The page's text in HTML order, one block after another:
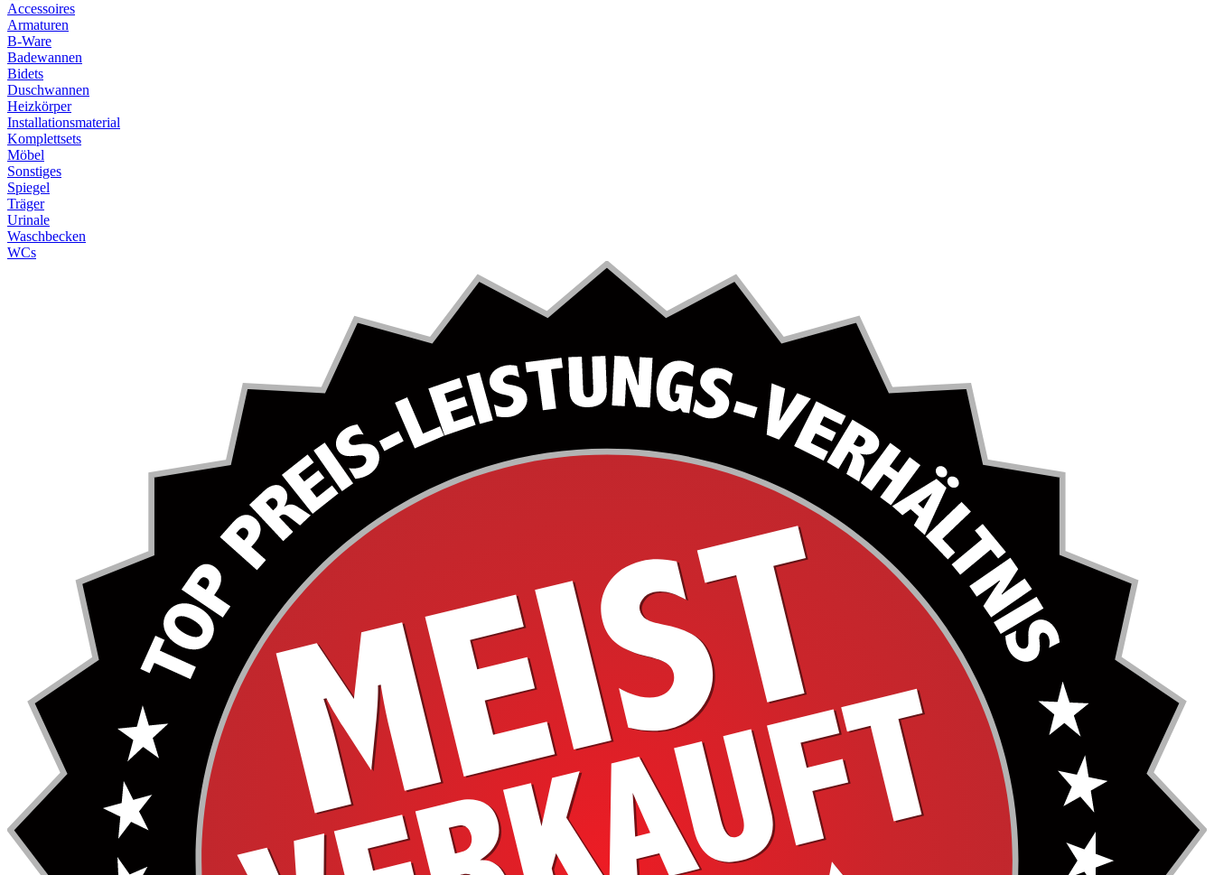
Accessoires
Armaturen
B-Ware
Badewannen
Bidets
Duschwannen
Heizkörper
Installationsmaterial
Komplettsets
Möbel
Sonstiges
Spiegel
Träger
Urinale
Waschbecken
WCs